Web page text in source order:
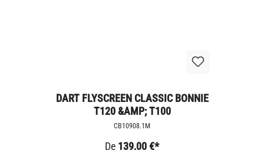
DART FLYSCREEN CLASSIC BONNIE
T120 &AMP; T100
CB10908.1M
De 139,00 €*